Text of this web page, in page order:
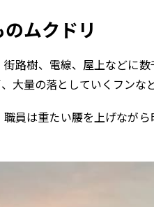
ムクドリ
路樹、電線、屋上などに
大量の落としていくフンな
員は重たい腰を上げなが